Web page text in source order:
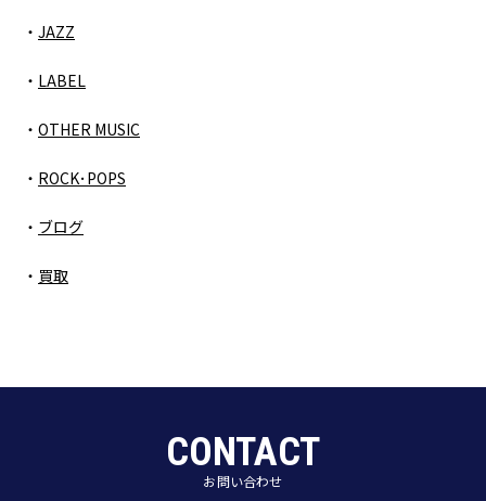
JAZZ
LABEL
OTHER MUSIC
ROCK･POPS
ブログ
買取
CONTACT
お問い合わせ